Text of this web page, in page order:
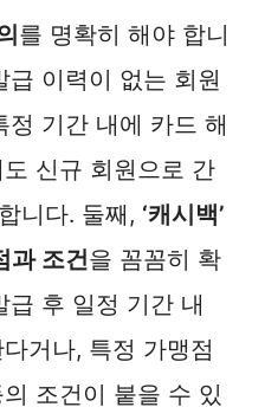
를 명확히 해야 합니
급 이력이 없는 회원
정 기간 내에 카드 해
신규 회원으로 간
니다. 둘째, ‘캐시백’
과 조건을 꼼꼼히 확
급 후 일정 기간 내
거나, 특정 가맹점
조건이 붙을 수 있